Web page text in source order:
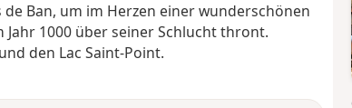
Ban, um im Herzen einer wunderschönen
Jahr 1000 über seiner Schlucht thront.
den Lac Saint-Point.